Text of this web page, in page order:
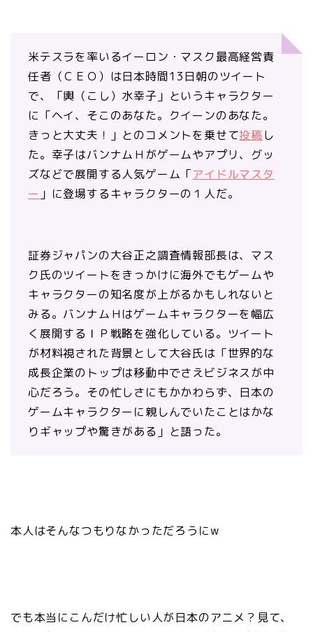
米テスラを率いるイーロン・マスク最高経営責
任者（ＣＥＯ）は日本時間13日朝のツイート
で、「輿（こし）水幸子」というキャラクター
に「ヘイ、そこのあなた。クイーンのあなた。
きっと大丈夫！」とのコメントを乗せて投稿し
た。幸子はバンナムＨがゲームやアプリ、グッ
ズなどで展開する人気ゲーム「アイドルマスタ
ー 」に登場するキャラクターの１人だ。
証券ジャパンの大谷正之調査情報部長は、マス
ク氏のツイートをきっかけに海外でもゲームや
キャラクターの知名度が上がるかもしれないと
みる。バンナムＨはゲームキャラクターを幅広
く展開するＩＰ戦略を強化している。ツイート
が材料視された背景として大谷氏は「世界的な
成長企業のトップは移動中でさえビジネスが中
心だろう。その忙しさにもかかわらず、日本の
ゲームキャラクターに親しんでいたことはかな
りギャップや驚きがある」と語った。
本人はそんなつもりなかっただろうにw
でも本当にこんだけ忙しい人が日本のアニメ？見て、